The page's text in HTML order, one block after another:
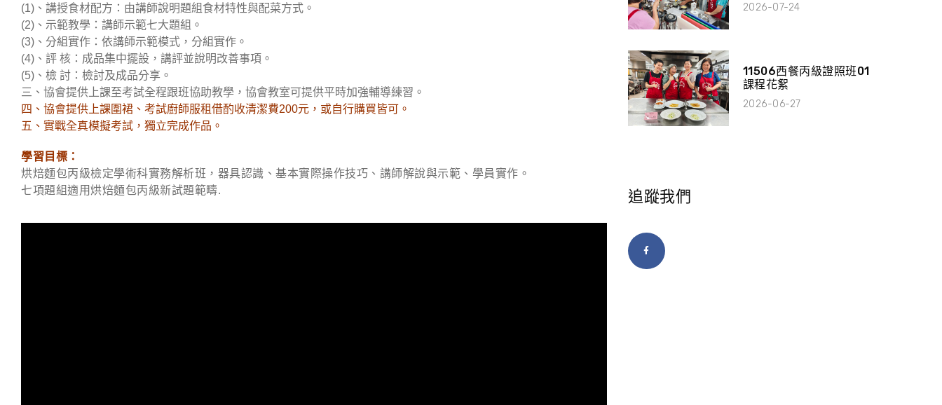
(1)、講授食材配方：由講師說明題組食材特性與配菜方式。
(2)、示範教學：講師示範七大題組。
(3)、分組實作：依講師示範模式，分組實作。
(4)、評 核：成品集中擺設，講評並說明改善事項。
(5)、檢 討：檢討及成品分享。
三、協會提供上課至考試全程跟班協助教學，協會教室可提供平時加強輔導練習。
四、協會提供上課圍裙、考試廚師服租借酌收清潔費200元，或自行購買皆可。
五、實戰全真模擬考試，獨立完成作品。
學習目標：
烘焙麵包丙級檢定學術科實務解析班，器具認識、基本實際操作技巧、講師解說與示範、學員實作。
七項題組適用烘焙麵包丙級新試題範疇.
2026-07-24
11506西餐丙級證照班01
課程花絮
2026-06-27
追蹤我們